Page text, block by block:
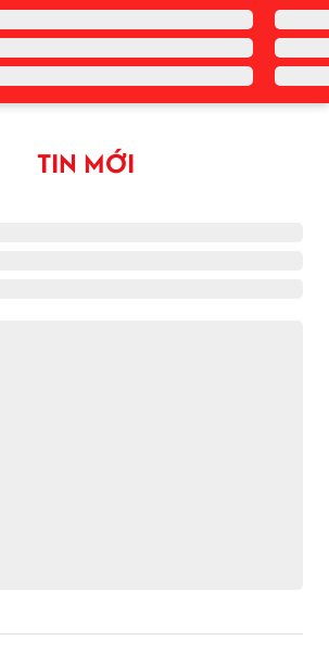
TIN MỚI